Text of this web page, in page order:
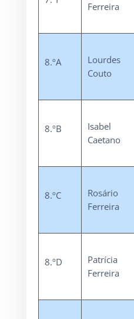
Ferreira
8.ºA
Lourdes
Couto
8.ºB
Isabel
Caetano
8.ºC
Rosário
Ferreira
8.ºD
Patrícia
Ferreira